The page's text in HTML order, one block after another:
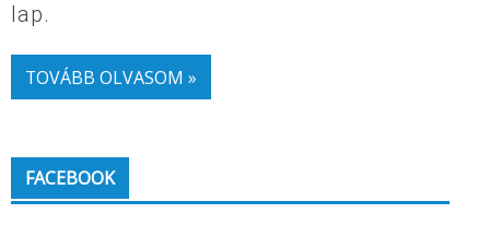
lap.
TOVÁBB OLVASOM »
FACEBOOK